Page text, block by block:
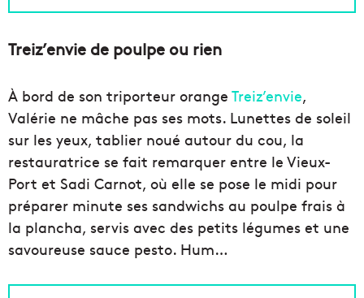
Treiz’envie de poulpe ou rien
À bord de son triporteur orange Treiz’envie,
Valérie ne mâche pas ses mots. Lunettes de soleil
sur les yeux, tablier noué autour du cou, la
restauratrice se fait remarquer entre le Vieux-
Port et Sadi Carnot, où elle se pose le midi pour
préparer minute ses sandwichs au poulpe frais à
la plancha, servis avec des petits légumes et une
savoureuse sauce pesto. Hum…